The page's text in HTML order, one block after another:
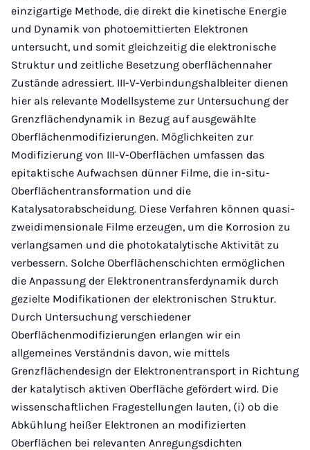
einzigartige Methode, die direkt die kinetische Energie
und Dynamik von photoemittierten Elektronen
untersucht, und somit gleichzeitig die elektronische
Struktur und zeitliche Besetzung oberflächennaher
Zustände adressiert. III-V-Verbindungshalbleiter dienen
hier als relevante Modellsysteme zur Untersuchung der
Grenzflächendynamik in Bezug auf ausgewählte
Oberflächenmodifizierungen. Möglichkeiten zur
Modifizierung von III-V-Oberflächen umfassen das
epitaktische Aufwachsen dünner Filme, die in-situ-
Oberflächentransformation und die
Katalysatorabscheidung. Diese Verfahren können quasi-
zweidimensionale Filme erzeugen, um die Korrosion zu
verlangsamen und die photokatalytische Aktivität zu
verbessern. Solche Oberflächenschichten ermöglichen
die Anpassung der Elektronentransferdynamik durch
gezielte Modifikationen der elektronischen Struktur.
Durch Untersuchung verschiedener
Oberflächenmodifizierungen erlangen wir ein
allgemeines Verständnis davon, wie mittels
Grenzflächendesign der Elektronentransport in Richtung
der katalytisch aktiven Oberfläche gefördert wird. Die
wissenschaftlichen Fragestellungen lauten, (i) ob die
Abkühlung heißer Elektronen an modifizierten
Oberflächen bei relevanten Anregungsdichten